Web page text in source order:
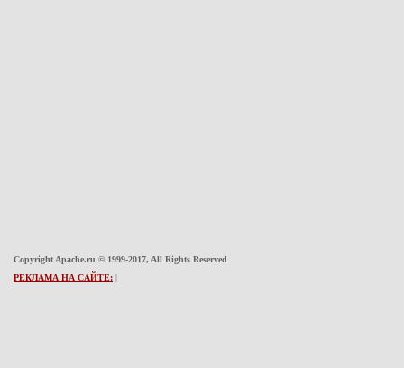
Copyright Apache.ru © 1999-2017, All Rights Reserved
РЕКЛАМА НА САЙТЕ: |